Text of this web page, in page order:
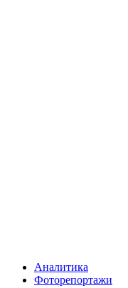
Аналитика
Фоторепортажи